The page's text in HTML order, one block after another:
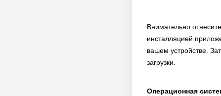
Внимательно
инсталляцией
вашем устройстве.
загрузки.
Операционная